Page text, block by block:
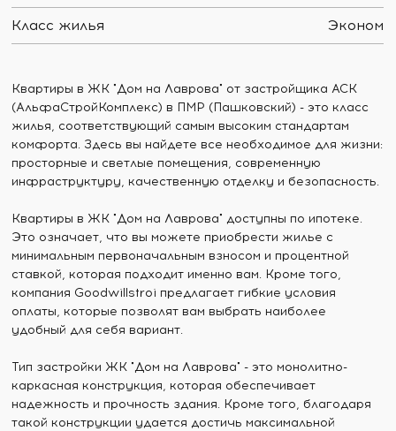
Класс жилья Эконом
Квартиры в ЖК "Дом на Лаврова" от застройщика АСК
(АльфаСтройКомплекс) в ПМР (Пашковский) - это класс
жилья, соответствующий самым высоким стандартам
комфорта. Здесь вы найдете все необходимое для жизни:
просторные и светлые помещения, современную
инфраструктуру, качественную отделку и безопасность.
Квартиры в ЖК "Дом на Лаврова" доступны по ипотеке.
Это означает, что вы можете приобрести жилье с
минимальным первоначальным взносом и процентной
ставкой, которая подходит именно вам. Кроме того,
компания Goodwillstroi предлагает гибкие условия
оплаты, которые позволят вам выбрать наиболее
удобный для себя вариант.
Тип застройки ЖК "Дом на Лаврова" - это монолитно-
каркасная конструкция, которая обеспечивает
надежность и прочность здания. Кроме того, благодаря
такой конструкции удается достичь максимальной